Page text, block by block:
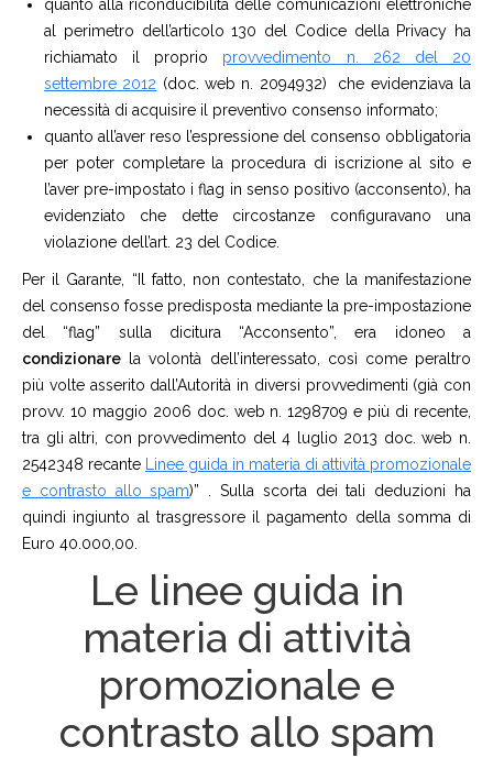
quanto alla riconducibilità delle comunicazioni elettroniche
al perimetro dell’articolo 130 del Codice della Privacy ha
richiamato il proprio provvedimento n. 262 del 20
settembre 2012 (doc. web n. 2094932) che evidenziava la
necessità di acquisire il preventivo consenso informato;
quanto all’aver reso l’espressione del consenso obbligatoria
per poter completare la procedura di iscrizione al sito e
l’aver pre-impostato i flag in senso positivo (acconsento), ha
evidenziato che dette circostanze configuravano una
violazione dell’art. 23 del Codice.
Per il Garante, “Il fatto, non contestato, che la manifestazione
del consenso fosse predisposta mediante la pre-impostazione
del “flag” sulla dicitura “Acconsento”, era idoneo a
condizionare la volontà dell’interessato, così come peraltro
più volte asserito dall’Autorità in diversi provvedimenti (già con
provv. 10 maggio 2006 doc. web n. 1298709 e più di recente,
tra gli altri, con provvedimento del 4 luglio 2013 doc. web n.
2542348 recante
Linee guida in materia di attività promozionale
e contrasto allo spam)” . Sulla scorta dei tali deduzioni ha
quindi ingiunto al trasgressore il pagamento della somma di
Euro 40.000,00.
Le linee guida in
materia di attività
promozionale e
contrasto allo spam